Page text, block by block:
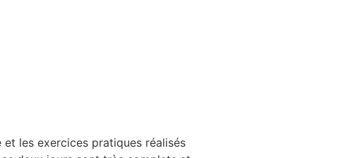
et les exercices pratiques réalisés